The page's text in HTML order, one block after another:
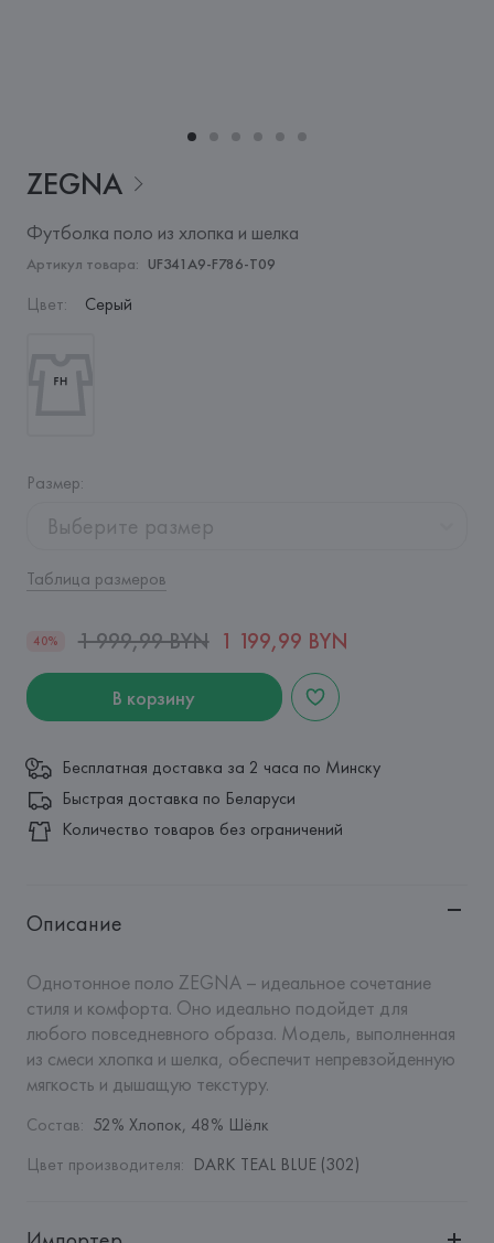
ZEGNA
Футболка поло из хлопка и шелка
Артикул товара: UF341A9-F786-T09
Цвет: Серый
Размер:
Выберите размер
Таблица размеров
40% 1 999,99 BYN 1 199,99 BYN
В корзину
Бесплатная доставка за 2 часа по Минску
Быстрая доставка по Беларуси
Количество товаров без ограничений
Описание
Однотонное поло ZEGNA – идеальное сочетание
стиля и комфорта. Оно идеально подойдет для
любого повседневного образа. Модель, выполненная
из смеси хлопка и шелка, обеспечит непревзойденную
мягкость и дышащую текстуру.
Состав: 52% Хлопок, 48% Шёлк
Цвет производителя: DARK TEAL BLUE (302)